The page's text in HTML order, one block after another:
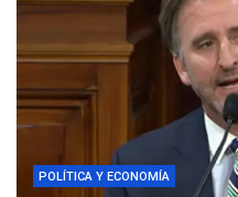
POLÍTICA Y ECONOMÍA